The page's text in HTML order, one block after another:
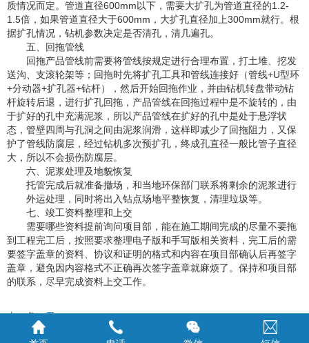
质情况而定。管道直径600mm以下，需要大扩孔为管道直径的1.2-
1.5倍，如果管道直径大于600mm，大扩孔直径加上300mm就行。根
据扩孔情况，钻机参数决定是否清孔，清几遍孔。
五、回拖管线
回拖产品管线前需要将管线按规定进行合理布置，打土堆、挖发
送沟、支滚轮架等；回拖时先将扩孔工具和管线连接好（管线+U型环
+分动器+扩孔器+钻杆），然后开始回拖作业，并由钻机转盘带动钻
杆旋转后退，进行扩孔回拖，产品管线在回拖过程中是不旋转的，由
于扩好的孔中充满泥浆，所以产品管线在扩好的孔中是处于悬浮状
态，管壁四周与孔洞之间由泥浆润滑，这样即减少了回拖阻力，又保
护了管线防腐层，经过钻机多次预扩孔，终成孔直径一般比管子直径
大，所以不会损伤防腐层。
六、泥浆处理及地貌恢复
托管完成后就准备撤场，和当地环保部门联系将剩余的泥浆进行
外运处理，同时将出入钻点场地平整恢复，清理垃圾等。
七、竣工资料整理和上交
需要哪些资料提前询问项目部，能在施工期间完成的尽量不要拖
到工程完工后，按照要求整理电子版和手写版相关资料，完工后的需
要签字盖章的资料、协议和证明的格式和内容在项目部确认后再签字
盖章，避免因内容格式不正确再次签字盖章就麻烦了。保持和项目部
的联系，尽早完成资料上交工作。
上一条：无
下一条：